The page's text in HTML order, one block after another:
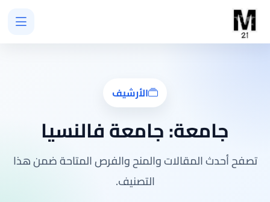
الأرشيف
جامعة:جامعة فالنسيا
تصفح أحدث المقالات والمنح والفرص المتاحة ضمن هذا
التصنيف.